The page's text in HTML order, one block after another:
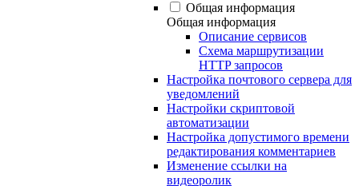
Общая информация
Общая информация
Описание сервисов
Схема маршрутизации
HTTP запросов
Настройка почтового сервера для
уведомлений
Настройки скриптовой
автоматизации
Настройка допустимого времени
редактирования комментариев
Изменение ссылки на
видеоролик